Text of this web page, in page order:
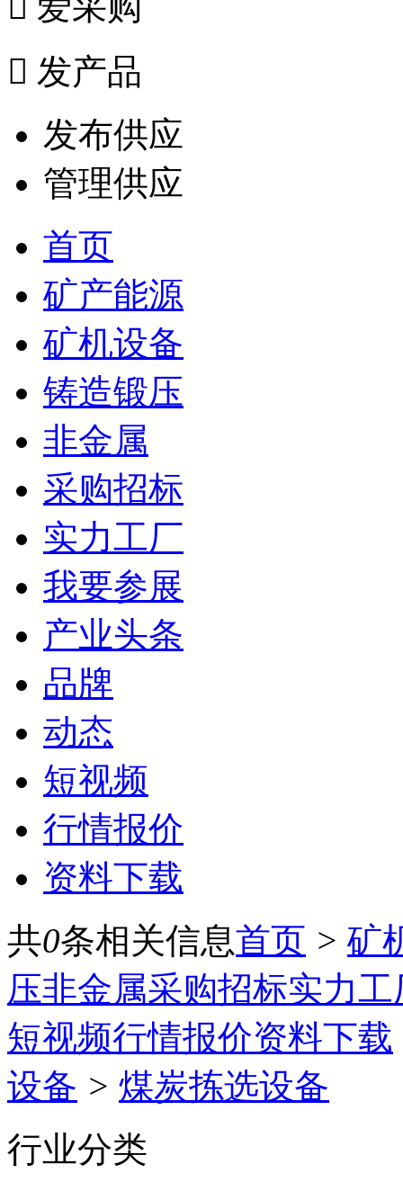
 发产品
发布供应
管理供应
首页
矿产能源
矿机设备
铸造锻压
非金属
采购招标
实力工厂
我要参展
产业头条
品牌
动态
短视频
行情报价
资料下载
共0条相关信息首页 > 矿
压非金属采购招标实力工
短视频行情报价资料下载
设备 > 煤炭拣选设备
行业分类